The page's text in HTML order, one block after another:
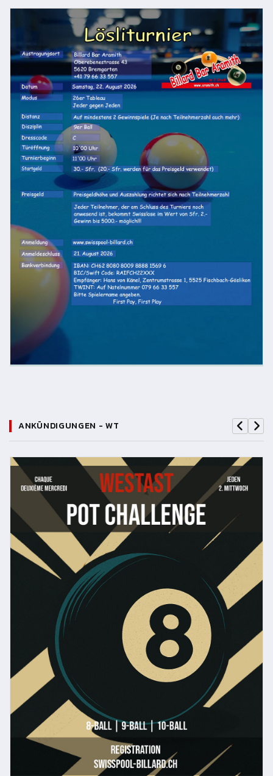
ANKÜNDIGUNGEN - WT